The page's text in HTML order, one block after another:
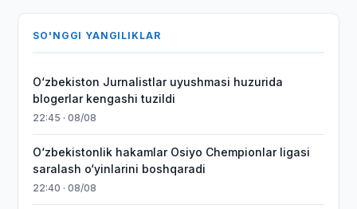
SO'NGGI YANGILIKLAR
O‘zbekiston Jurnalistlar uyushmasi huzurida
blogerlar kengashi tuzildi
22:45 · 08/08
O‘zbekistonlik hakamlar Osiyo Chempionlar ligasi
saralash o‘yinlarini boshqaradi
22:40 · 08/08